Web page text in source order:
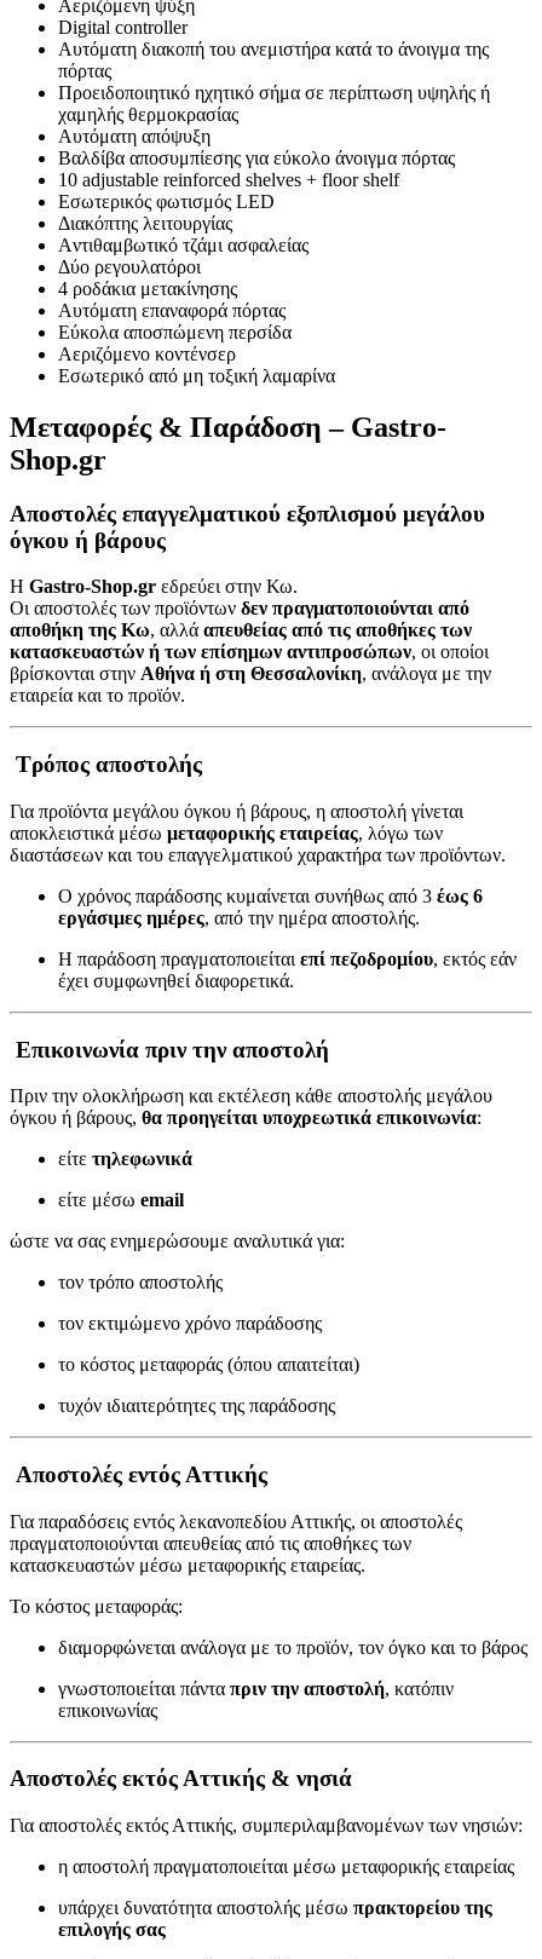
Αεριζόμενη ψύξη
Digital controller
Αυτόματη διακοπή του ανεμιστήρα κατά το άνοιγμα της
πόρτας
Προειδοποιητικό ηχητικό σήμα σε περίπτωση υψηλής ή
χαμηλής θερμοκρασίας
Αυτόματη απόψυξη
Βαλδίβα αποσυμπίεσης για εύκολο άνοιγμα πόρτας
10 adjustable reinforced shelves + floor shelf
Εσωτερικός φωτισμός LED
Διακόπτης λειτουργίας
Aντιθαμβωτικό τζάμι ασφαλείας
Δύο ρεγουλατόροι
4 ροδάκια μετακίνησης
Αυτόματη επαναφορά πόρτας
Εύκολα αποσπώμενη περσίδα
Αεριζόμενο κοντένσερ
Εσωτερικό από μη τοξική λαμαρίνα
Μεταφορές & Παράδοση – Gastro-
Shop.gr
Αποστολές επαγγελματικού εξοπλισμού μεγάλου
όγκου ή βάρους
Η Gastro-Shop.gr εδρεύει στην Κω.
Οι αποστολές των προϊόντων δεν πραγματοποιούνται από
αποθήκη της Κω, αλλά απευθείας από τις αποθήκες των
κατασκευαστών ή των επίσημων αντιπροσώπων, οι οποίοι
βρίσκονται στην Αθήνα ή στη Θεσσαλονίκη, ανάλογα με την
εταιρεία και το προϊόν.
Τρόπος αποστολής
Για προϊόντα μεγάλου όγκου ή βάρους, η αποστολή γίνεται
αποκλειστικά μέσω μεταφορικής εταιρείας, λόγω των
διαστάσεων και του επαγγελματικού χαρακτήρα των προϊόντων.
Ο χρόνος παράδοσης κυμαίνεται συνήθως από 3 έως 6
εργάσιμες ημέρες, από την ημέρα αποστολής.
Η παράδοση πραγματοποιείται επί πεζοδρομίου, εκτός εάν
έχει συμφωνηθεί διαφορετικά.
Επικοινωνία πριν την αποστολή
Πριν την ολοκλήρωση και εκτέλεση κάθε αποστολής μεγάλου
όγκου ή βάρους, θα προηγείται υποχρεωτικά επικοινωνία:
είτε τηλεφωνικά
είτε μέσω email
ώστε να σας ενημερώσουμε αναλυτικά για:
τον τρόπο αποστολής
τον εκτιμώμενο χρόνο παράδοσης
το κόστος μεταφοράς (όπου απαιτείται)
τυχόν ιδιαιτερότητες της παράδοσης
Αποστολές εντός Αττικής
Για παραδόσεις εντός λεκανοπεδίου Αττικής, οι αποστολές
πραγματοποιούνται απευθείας από τις αποθήκες των
κατασκευαστών μέσω μεταφορικής εταιρείας.
Το κόστος μεταφοράς:
διαμορφώνεται ανάλογα με το προϊόν, τον όγκο και το βάρος
γνωστοποιείται πάντα πριν την αποστολή, κατόπιν
επικοινωνίας
Αποστολές εκτός Αττικής & νησιά
Για αποστολές εκτός Αττικής, συμπεριλαμβανομένων των νησιών:
η αποστολή πραγματοποιείται μέσω μεταφορικής εταιρείας
υπάρχει δυνατότητα αποστολής μέσω πρακτορείου της
επιλογής σας